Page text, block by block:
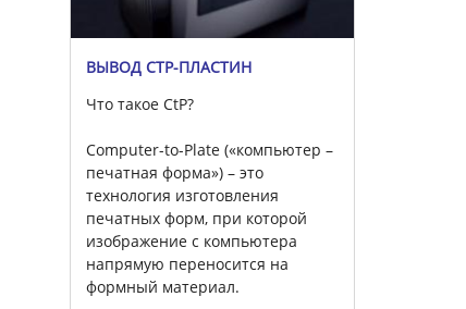
ВЫВОД CTP-ПЛАСТИН
Что такое CtP?
Computer-to-Plate («компьютер –
печатная форма») – это
технология изготовления
печатных форм, при которой
изображение с компьютера
напрямую переносится на
формный материал.